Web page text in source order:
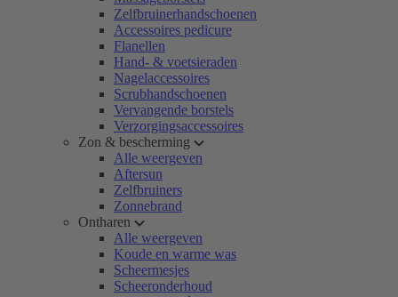
Zelfbruinerhandschoenen
Accessoires pedicure
Flanellen
Hand- & voetsieraden
Nagelaccessoires
Scrubhandschoenen
Vervangende borstels
Verzorgingsaccessoires
Zon & bescherming
Alle weergeven
Aftersun
Zelfbruiners
Zonnebrand
Ontharen
Alle weergeven
Koude en warme was
Scheermesjes
Scheeronderhoud